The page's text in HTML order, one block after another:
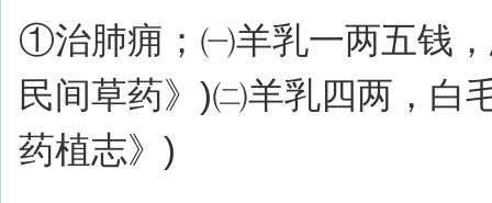
①治肺痈；㈠羊乳一两五钱
民间草药》)㈡羊乳四两，白
药植志》)